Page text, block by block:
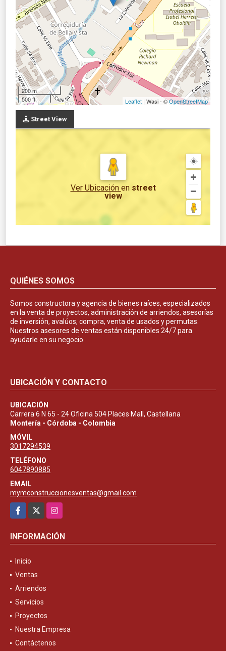
200 m
500 ft
Leaflet | Wasi - ©OpenStreetMap
Street View
Ver Ubicación en street
view
QUIÉNES SOMOS
Somos constructora y agencia de bienes raíces, especializados
en la venta de proyectos, administración de arriendos, asesorías
de inversión, avalúos, compra, venta de usados y permutas.
Nuestros asesores de ventas están disponibles 24/7 para
ayudarle en su negocio.
UBICACIÓN Y CONTACTO
UBICACIÓN
Carrera 6 N 65 - 24 Oficina 504 Places Mall, Castellana
Montería - Córdoba - Colombia
MÓVIL
3017294539
TELÉFONO
6047890885
EMAIL
mymconstruccionesventas@gmail.com
Facebook
Instagram
INFORMACIÓN
Inicio
Ventas
Arriendos
Servicios
Proyectos
Nuestra Empresa
Contáctenos